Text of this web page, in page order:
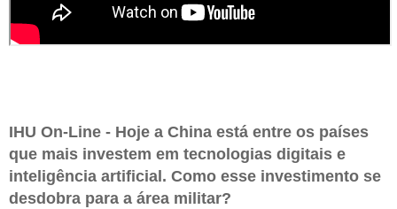
IHU On-Line - Hoje a China está entre os países
que mais investem em tecnologias digitais e
inteligência artificial. Como esse investimento se
desdobra para a área militar?